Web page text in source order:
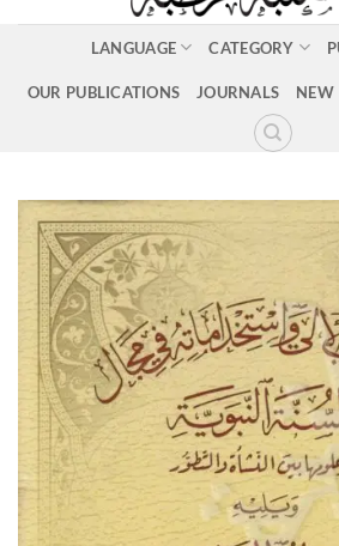
LANGUAGE CATEGORY
OUR PUBLICATIONS JOURNALS NEW